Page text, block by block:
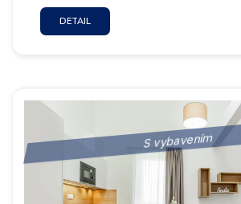
DETAIL
S vybavením